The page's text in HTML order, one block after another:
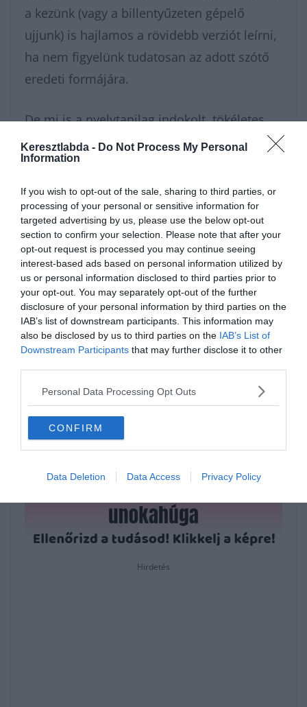
Keresztlabda - Do Not Process My Personal
Information
If you wish to opt-out of the sale, sharing to third parties, or
processing of your personal or sensitive information for
targeted advertising by us, please use the below opt-out
section to confirm your selection. Please note that after your
opt-out request is processed you may continue seeing
interest-based ads based on personal information utilized by
us or personal information disclosed to third parties prior to
your opt-out. You may separately opt-out of the further
disclosure of your personal information by third parties on the
IAB’s list of downstream participants. This information may
also be disclosed by us to third parties on the IAB’s List of
Downstream Participants that may further disclose it to other
Personal Data Processing Opt Outs
CONFIRM
Data Deletion Data Access Privacy Policy
a kezünk (vagy a billentyűzeten gépelő
ujjunk) is hajlamos a rövidebb verziót leírni,
ha nem figyelünk tudatosan az adott szótő
eredeti formájára.
De mi is a nyelvtanilag indokolt, tökéletes
megoldás? A tudományos válasz a
szóösszetétel elemeinek morfológiai
vizsgálatában rejlik. Ha lebontjuk a kifejezést
a gyökerekig, azonnal világossá válik a
logika, amelyet a hivatalos akadémiai
szabályzat is megkövetel, és ami megadja a
végleges választ a képen feltett kérdésre.
Nagyon sokféle helyesíráskvízünkvan,
amivel karbantarthatod az
agytekervényeidet, csak nézz körül nálunk
Hirdetés